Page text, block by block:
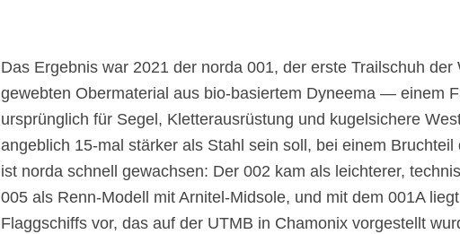
Das Ergebnis war 2021 der norda 001, der erste Trailschuh
gewebten Obermaterial aus bio-basiertem Dyneema — einem
ursprünglich für Segel, Kletterausrüstung und kugelsichere
angeblich 15-mal stärker als Stahl sein soll, bei einem Bruchteil
ist norda schnell gewachsen: Der 002 kam als leichterer,
005 als Renn-Modell mit Arnitel-Midsole, und mit dem 001A
Flaggschiffs vor, das auf der UTMB in Chamonix vorgestellt